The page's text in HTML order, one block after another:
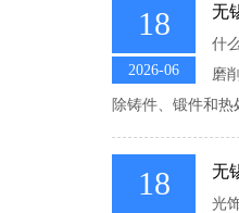
18
2026-06
无
什
磨
除铸件、锻件和热
18 无
光